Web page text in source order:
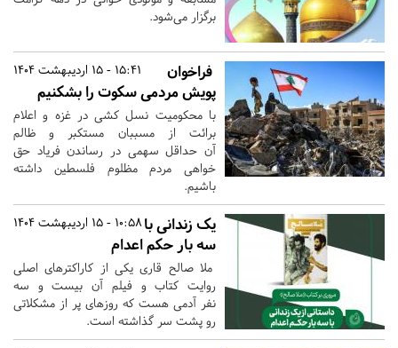
برگزار می‌شود.
15:41 - 15 اردیبهشت 1404
فراخوان
پویش مردمی سکوت را بشکنیم
با محکومیت نسل کشی در غزه و اعلام
برائت از مسببان مستکبر و ظالم
آن حداقل سهمی در رساندن فریاد حق
خواهی مردم مظلوم فلسطین داشته
باشیم.
10:58 - 15 اردیبهشت 1404یک زندانی با
سه بار حکم اعدام
ملا صالح قاری یکی از کاراکترهای اصلی
روایت کتاب و فیلم آن بیست و سه
نفر آدمی هست که روزهای پر از مشکلاتی
رو پشت سر گذاشته است.